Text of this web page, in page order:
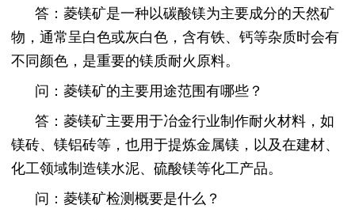
答：菱镁矿是一种以碳酸镁为主要成分的天然矿
物，通常呈白色或灰白色，含有铁、钙等杂质时会有
不同颜色，是重要的镁质耐火原料。
问：菱镁矿的主要用途范围有哪些？
答：菱镁矿主要用于冶金行业制作耐火材料，如
镁砖、镁铝砖等，也用于提炼金属镁，以及在建材、
化工领域制造镁水泥、硫酸镁等化工产品。
问：菱镁矿检测概要是什么？